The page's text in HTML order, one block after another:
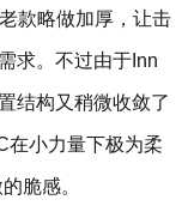
款略做加厚，让击
求。不过由于Inn
结构又稍微收敛了
在小力量下极为柔
脆感。